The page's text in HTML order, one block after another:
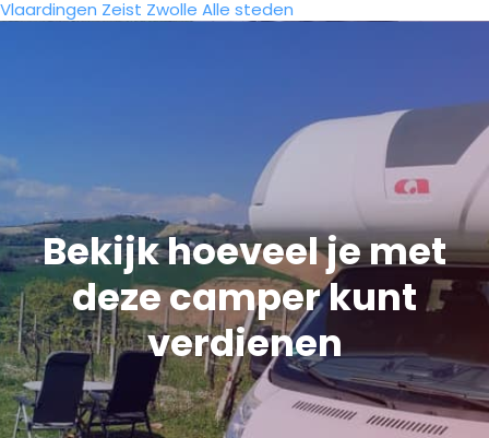
Vlaardingen Zeist Zwolle Alle steden
Bekijk hoeveel je met
deze camper kunt
verdienen